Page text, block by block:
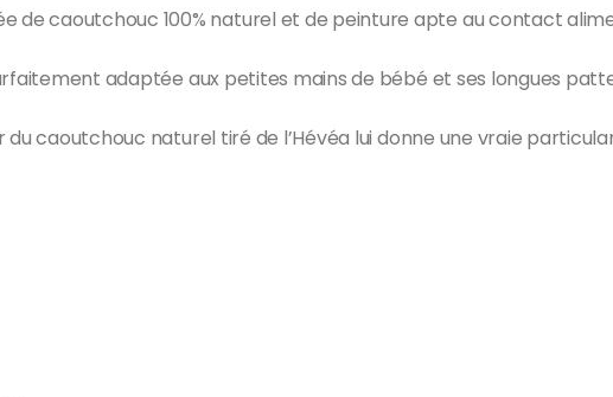
de caoutchouc 100% naturel et de peinture apte au contact
adaptée aux petites mains de bébé et ses longues
du caoutchouc naturel tiré de l’Hévéa lui donne une vraie